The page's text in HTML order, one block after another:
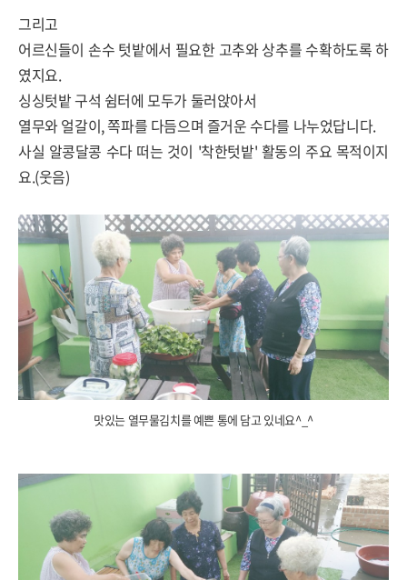
그리고
어르신들이 손수 텃밭에서 필요한 고추와 상추를 수확하도록 하
였지요.
싱싱텃밭 구석 쉼터에 모두가 둘러앉아서
열무와 얼갈이, 쪽파를 다듬으며 즐거운 수다를 나누었답니다.
사실 알콩달콩 수다 떠는 것이 '착한텃밭' 활동의 주요 목적이지
요.(웃음)
맛있는 열무물김치를 예쁜 통에 담고 있네요^_^